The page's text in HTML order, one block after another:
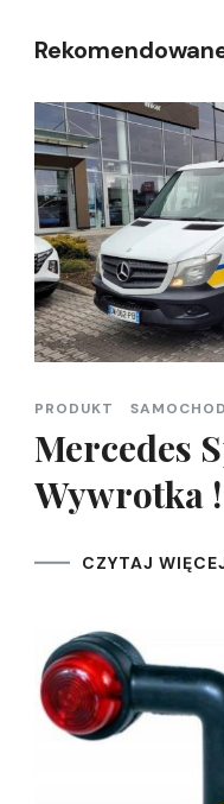
PRODUKT
Mercedes
Wywrotka !
CZYTAJ